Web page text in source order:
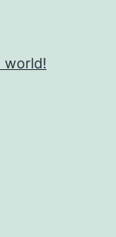
world!